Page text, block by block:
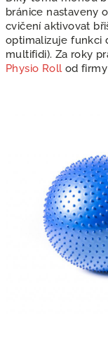
bránice nastaveny
cvičení aktivovat
optimalizuje funkci
multifidi). Za roky
Physio Roll od